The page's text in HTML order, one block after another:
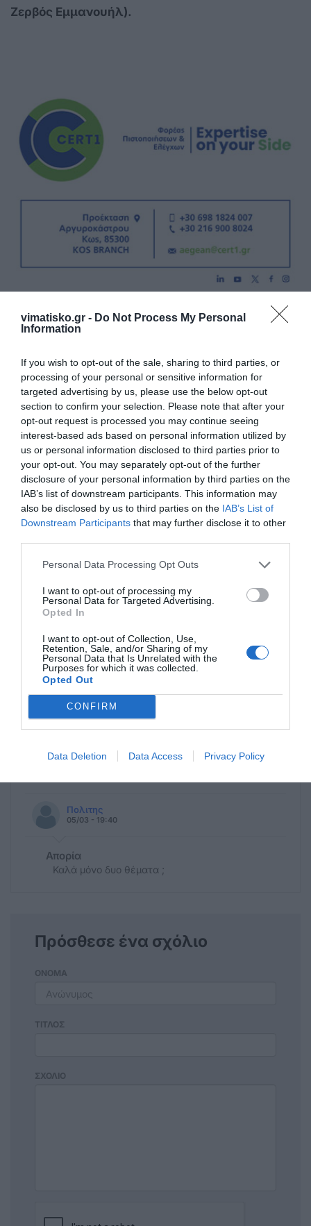
vimatisko.gr - Do Not Process My Personal
Information
If you wish to opt-out of the sale, sharing to third parties, or
processing of your personal or sensitive information for
targeted advertising by us, please use the below opt-out
section to confirm your selection. Please note that after your
opt-out request is processed you may continue seeing
interest-based ads based on personal information utilized by
us or personal information disclosed to third parties prior to
your opt-out. You may separately opt-out of the further
disclosure of your personal information by third parties on the
IAB’s list of downstream participants. This information may
also be disclosed by us to third parties on the IAB’s List of
Downstream Participants that may further disclose it to other
Personal Data Processing Opt Outs
I want to opt-out of processing my
Personal Data for Targeted Advertising.
Opted In
I want to opt-out of Collection, Use,
Retention, Sale, and/or Sharing of my
Personal Data that Is Unrelated with the
Purposes for which it was collected.
Opted Out
CONFIRM
Data Deletion Data Access Privacy Policy
Ζερβός Εμμανουήλ).
Η Πρόεδρος του Δ.Σ.
Διονυσία Τελλή – Τσιμισίρη
Η ανωνυμία είναι το καλύτερο κρησφύγετο δειλίας και
χυδαιότητας!
Σχόλια 1
Πολιτης
05/03 - 19:40
Απορία
Καλά μόνο δυο θέματα ;
Πρόσθεσε ένα σχόλιο
ΟΝΟΜΑ
ΤΙΤΛΟΣ
ΣΧΟΛΙΟ